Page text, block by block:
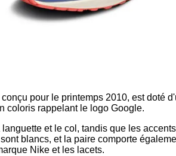
pour le printemps 2010, est doté
coloris rappelant le logo Google.
et le col, tandis que les
blancs, et la paire comporte
Nike et les lacets.